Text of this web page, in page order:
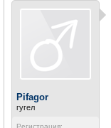
Pifagor
гугел